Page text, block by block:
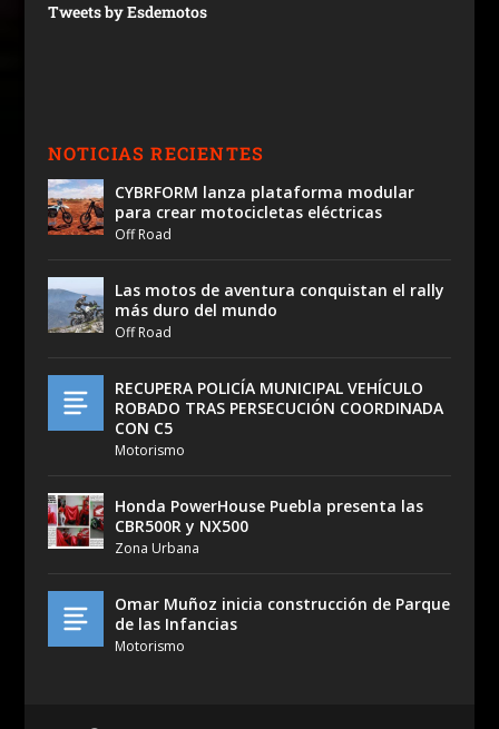
Tweets by Esdemotos
NOTICIAS RECIENTES
CYBRFORM lanza plataforma modular
para crear motocicletas eléctricas
Off Road
Las motos de aventura conquistan el rally
más duro del mundo
Off Road
RECUPERA POLICÍA MUNICIPAL VEHÍCULO
ROBADO TRAS PERSECUCIÓN COORDINADA
CON C5
Motorismo
Honda PowerHouse Puebla presenta las
CBR500R y NX500
Zona Urbana
Omar Muñoz inicia construcción de Parque
de las Infancias
Motorismo